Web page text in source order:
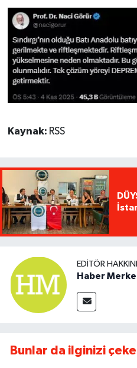
Kaynak: RSS
EDITÖR
Haber
Bunlar da ilginizi